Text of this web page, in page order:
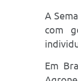
A
com
Em